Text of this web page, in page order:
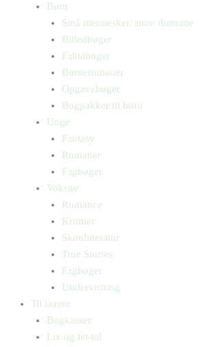
Børn
Små mennesker, store drømme
Billedbøger
Faktabøger
Børneromaner
Opgavebøger
Bogpakker til børn
Unge
Fantasy
Romaner
Fagbøger
Voksne
Romance
Krimier
Skønlitteratur
True Stories
Fagbøger
Undervisning
Til lærere
Bogkasser
Lix og let-tal